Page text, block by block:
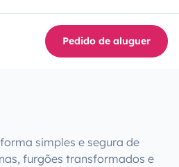
Pedido de aluguer
simples e segura de
furgões transformados e